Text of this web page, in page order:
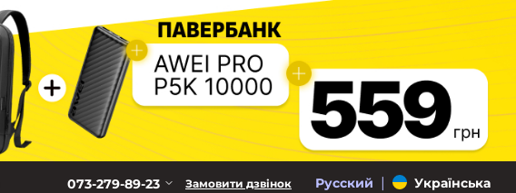
073-279-89-23 Замовити дзвінок Русский | Українська